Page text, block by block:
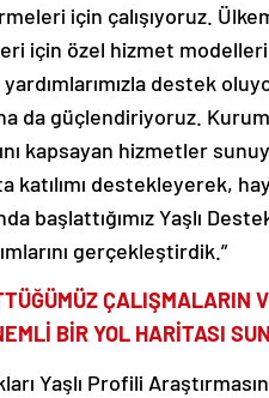
için çalışıyoruz.
için özel hizmet
destek
da güçlendiriyoruz.
kapsayan hizmetler
destekleyerek,
başlattığımız Yaşlı
gerçekleştirdik.”
ÇALIŞMALARIN
BİR YOL HARİTASI
Yaşlı Profili